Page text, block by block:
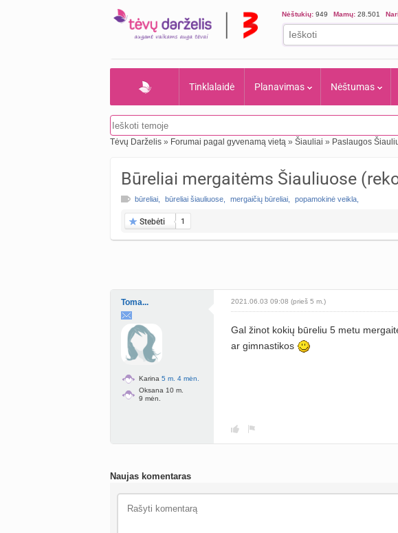
Nėštukių: 949 Mamų: 28.501
Tinklalaidė Planavimas Nėštumas
Tėvų Darželis » Forumai pagal gyvenamą vietą » Šiauliai » Paslaugos
Būreliai mergaitėms Šiauliuose
būreliai būreliai šiauliuose mergaičių būreliai popamokinė veikla
Stebėti 1
Toma...
Karina 5 m. 4 mėn.
Oksana 10 m.
9 mėn.
2021.06.03 09:08 (prieš 5 m.)
Gal žinot kokių būreliu 5 metu
ar gimnastikos
Naujas komentaras